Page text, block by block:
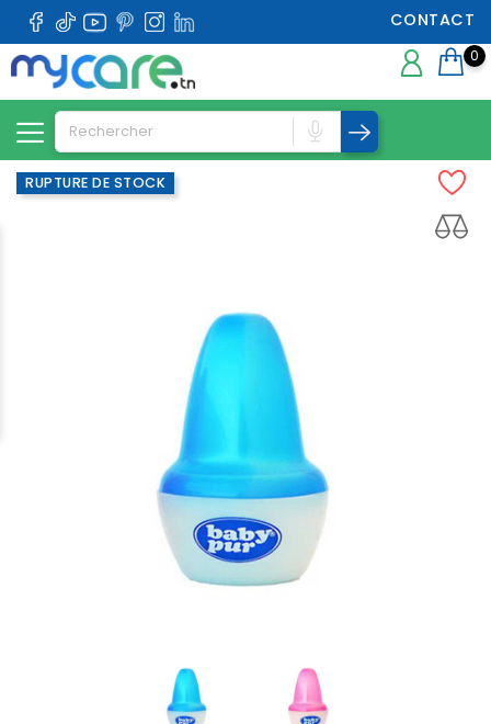
CONTACT
0
RUPTURE DE STOCK